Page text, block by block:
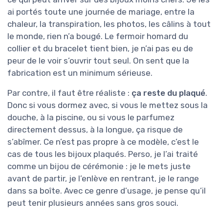
ai portés toute une journée de mariage, entre la
chaleur, la transpiration, les photos, les câlins à tout
le monde, rien n’a bougé. Le fermoir homard du
collier et du bracelet tient bien, je n’ai pas eu de
peur de le voir s’ouvrir tout seul. On sent que la
fabrication est un minimum sérieuse.
Par contre, il faut être réaliste : ça reste du plaqué.
Donc si vous dormez avec, si vous le mettez sous la
douche, à la piscine, ou si vous le parfumez
directement dessus, à la longue, ça risque de
s’abîmer. Ce n’est pas propre à ce modèle, c’est le
cas de tous les bijoux plaqués. Perso, je l’ai traité
comme un bijou de cérémonie : je le mets juste
avant de partir, je l’enlève en rentrant, je le range
dans sa boîte. Avec ce genre d’usage, je pense qu’il
peut tenir plusieurs années sans gros souci.